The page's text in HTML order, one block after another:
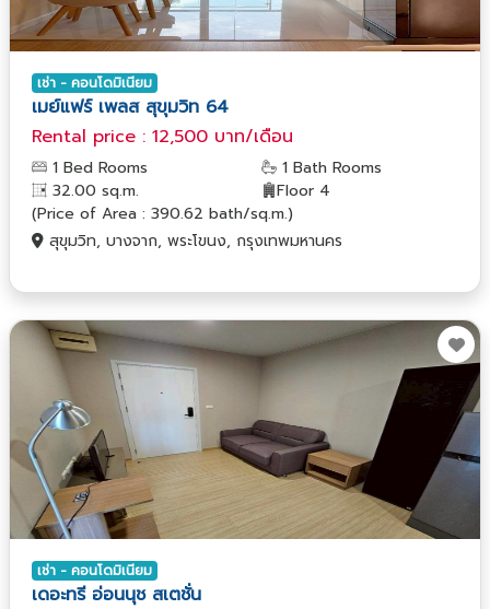
เช่า - คอนโดมิเนียม
เมย์แฟร์ เพลส สุขุมวิท 64
Rental price : 12,500 บาท/เดือน
1 Bed Rooms
1 Bath Rooms
32.00 sq.m.
Floor 4
(Price of Area : 390.62 bath/sq.m.)
สุขุมวิท, บางจาก, พระโขนง, กรุงเทพมหานคร
เช่า - คอนโดมิเนียม
เดอะทรี อ่อนนุช สเตชั่น